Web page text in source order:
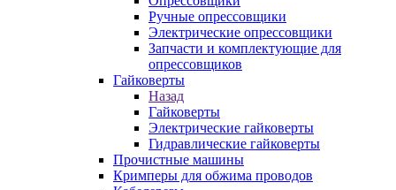
Ручные опрессовщики
Электрические опрессовщики
Запчасти и комплектующие для
опрессовщиков
Гайковерты
Назад
Гайковерты
Электрические гайковерты
Гидравлические гайковерты
Прочистные машины
Кримперы для обжима проводов